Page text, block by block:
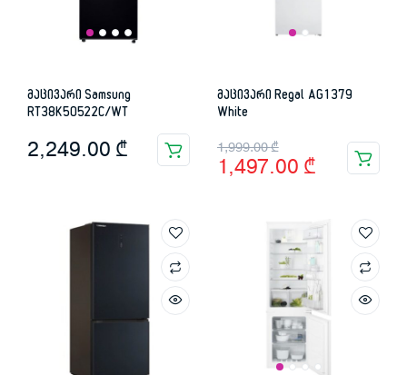
მაცივარი Samsung
RT38K50522C/WT
2,249.00 ₾
მაცივარი Regal AG1379
White
1,999.00₾
Original
price
1,999.00 ₾.
1,497.00 ₾
Current
price
1,497.00 ₾.